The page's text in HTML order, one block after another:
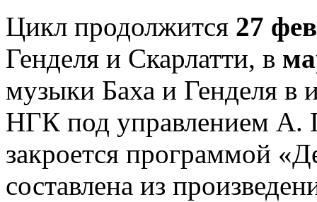
Цикл продолжится 27
Генделя и Скарлатти, в
музыки Баха и Генделя в
НГК под управлением А.
закроется программой
составлена из